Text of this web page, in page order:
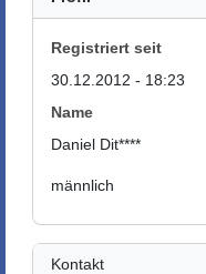
Registriert seit
30.12.2012 - 18:23
Name
Daniel Dit****
männlich
Kontakt